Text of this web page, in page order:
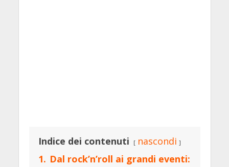
Indice dei contenuti
nascondi
1. Dal rock’n’roll ai grandi eventi: